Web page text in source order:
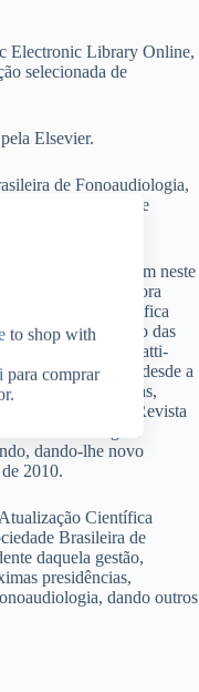
to shop with
para comprar
Electronic Library Online,
selecionada de
Elsevier.
de Fonoaudiologia,
Brasileira de
que se envolveram neste
seus pares; Doutora
Científica
e melhoramento das
Heliane Campanatti-
desta Revista desde a
editoras científicas,
direcionando a Revista
Claudia Regina
dando-lhe novo
2010.
Científica
Brasileira de
daquela gestão,
presidências,
dando outros